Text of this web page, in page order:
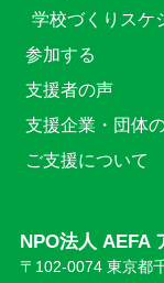
学校づくりスケ
参加する
支援者の声
支援企業・団体
ご支援について
NPO法人 AEFA
〒102-0074 東京都